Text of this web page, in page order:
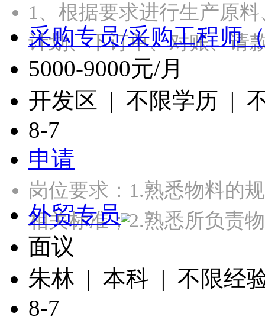
1、根据要求进行生产原
计划、下订单、对账、
采购专员/采购工程师
5000-9000元/月
开发区 | 不限学历 |
8-7
申请
岗位要求：1.熟悉物料的
相关标准；2.熟悉所负责
外贸专员
面议
朱林 | 本科 | 不限经
8-7